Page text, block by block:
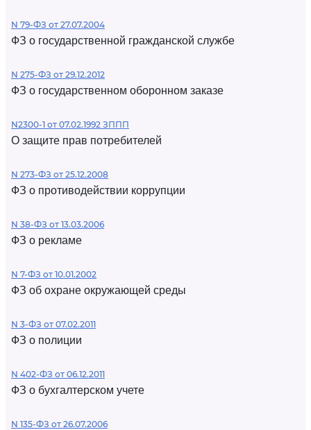
N 79-ФЗ от 27.07.2004
ФЗ о государственной гражданской службе
N 275-ФЗ от 29.12.2012
ФЗ о государственном оборонном заказе
N2300-1 от 07.02.1992 ЗППП
О защите прав потребителей
N 273-ФЗ от 25.12.2008
ФЗ о противодействии коррупции
N 38-ФЗ от 13.03.2006
ФЗ о рекламе
N 7-ФЗ от 10.01.2002
ФЗ об охране окружающей среды
N 3-ФЗ от 07.02.2011
ФЗ о полиции
N 402-ФЗ от 06.12.2011
ФЗ о бухгалтерском учете
N 135-ФЗ от 26.07.2006